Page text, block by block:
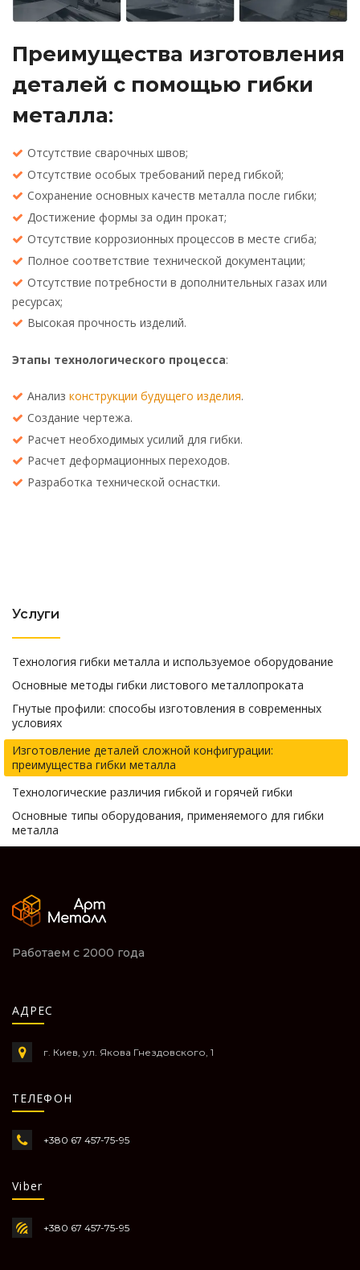
Преимущества изготовления
деталей с помощью гибки
металла:
Отсутствие сварочных швов;
Отсутствие особых требований перед гибкой;
Сохранение основных качеств металла после гибки;
Достижение формы за один прокат;
Отсутствие коррозионных процессов в месте сгиба;
Полное соответствие технической документации;
Отсутствие потребности в дополнительных газах или
ресурсах;
Высокая прочность изделий.
Этапы технологического процесса:
Анализ конструкции будущего изделия.
Создание чертежа.
Расчет необходимых усилий для гибки.
Расчет деформационных переходов.
Разработка технической оснастки.
Услуги
Технология гибки металла и используемое оборудование
Основные методы гибки листового металлопроката
Гнутые профили: способы изготовления в современных
условиях
Изготовление деталей сложной конфигурации:
преимущества гибки металла
Технологические различия гибкой и горячей гибки
Основные типы оборудования, применяемого для гибки
металла
Работаем с 2000 года
АДРЕС
г. Киев, ул. Якова Гнездовского, 1
ТЕЛЕФОН
+380 67 457-75-95
Viber
+380 67 457-75-95